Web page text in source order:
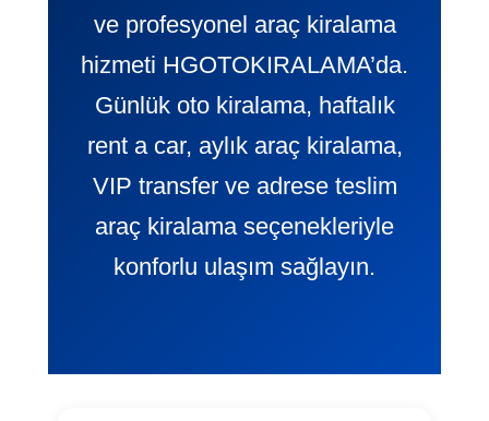
ve profesyonel araç kiralama
hizmeti HGOTOKIRALAMA’da.
Günlük oto kiralama, haftalık
rent a car, aylık araç kiralama,
VIP transfer ve adrese teslim
araç kiralama seçenekleriyle
konforlu ulaşım sağlayın.